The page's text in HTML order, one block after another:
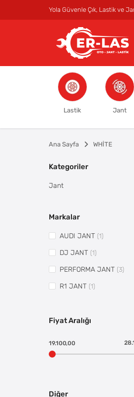
Yola Güvenle Çık, Lastik ve
Lastik Jant
Ana Sayfa WHİTE
Kategoriler
Jant
Markalar
AUDI JANT (1)
DJ JANT (1)
PERFORMA JANT (3)
R1 JANT (1)
Fiyat Aralığı
19.100,00
Diğer